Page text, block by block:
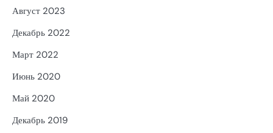
Август 2023
Декабрь 2022
Март 2022
Июнь 2020
Май 2020
Декабрь 2019